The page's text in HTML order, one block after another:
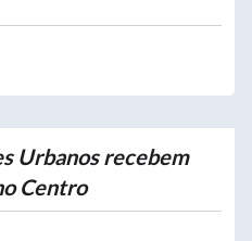
Urbanos recebem
Centro